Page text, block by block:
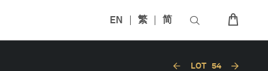
EN 繁 简
LOT 54